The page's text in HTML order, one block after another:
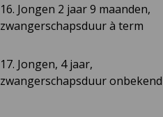
16. Jongen 2 jaar 9 maanden,
zwangerschapsduur à term
17. Jongen, 4 jaar,
zwangerschapsduur onbekend